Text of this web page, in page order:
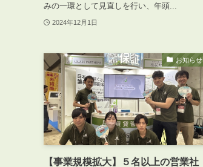
ABOUT私たちについて
会社概要
企業理念
みの一環として見直しを行い、年頭...
2024年12月1日
お知らせ
【事業規模拡大】５名以上の営業社